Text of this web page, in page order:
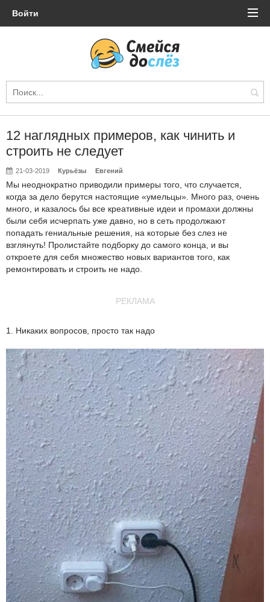
Войти
12 наглядных примеров, как чинить и
строить не следует
21-03-2019 Курьёзы Евгений
Мы неоднократно приводили примеры того, что случается,
когда за дело берутся настоящие «умельцы». Много раз, очень
много, и казалось бы все креативные идеи и промахи должны
были себя исчерпать уже давно, но в сеть продолжают
попадать гениальные решения, на которые без слез не
взглянуть! Пролистайте подборку до самого конца, и вы
откроете для себя множество новых вариантов того, как
ремонтировать и строить не надо.
РЕКЛАМА
1. Никаких вопросов, просто так надо